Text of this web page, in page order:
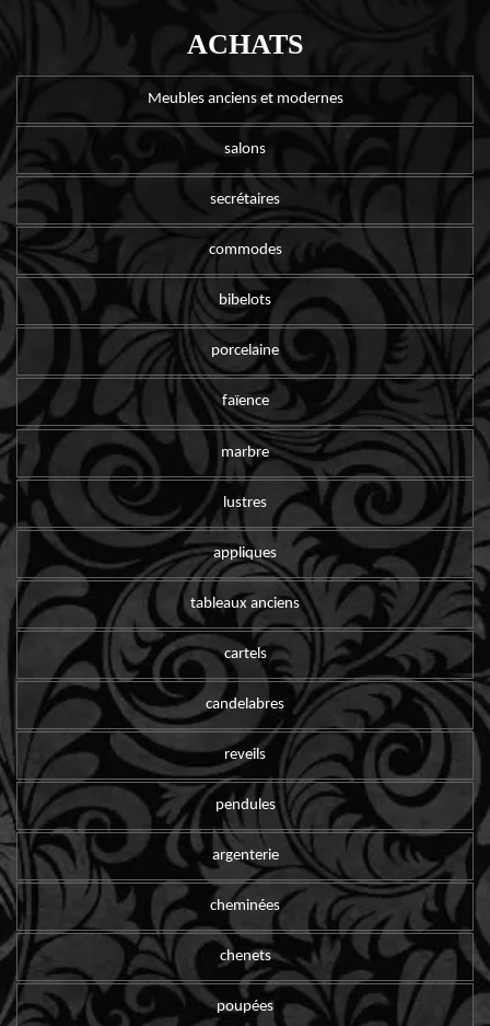
ACHATS
Meubles anciens et modernes
salons
secrétaires
commodes
bibelots
porcelaine
faïence
marbre
lustres
appliques
tableaux anciens
cartels
candelabres
reveils
pendules
argenterie
cheminées
chenets
poupées